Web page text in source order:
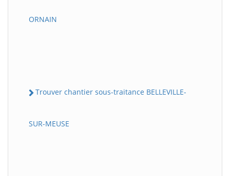
ORNAIN
Trouver chantier sous-traitance BELLEVILLE-
SUR-MEUSE